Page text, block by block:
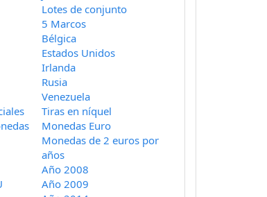
Lotes de conjunto
5 Marcos
Bélgica
Estados Unidos
Irlanda
Rusia
Venezuela
Tiras en níquel
Monedas Euro
Monedas de 2 euros por
años
Año 2008
Año 2009